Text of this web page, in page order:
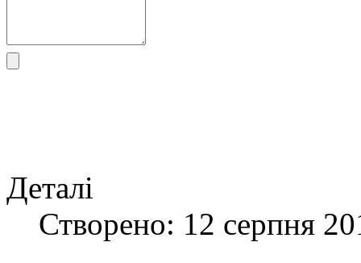
Деталі
Створено: 12 серпня